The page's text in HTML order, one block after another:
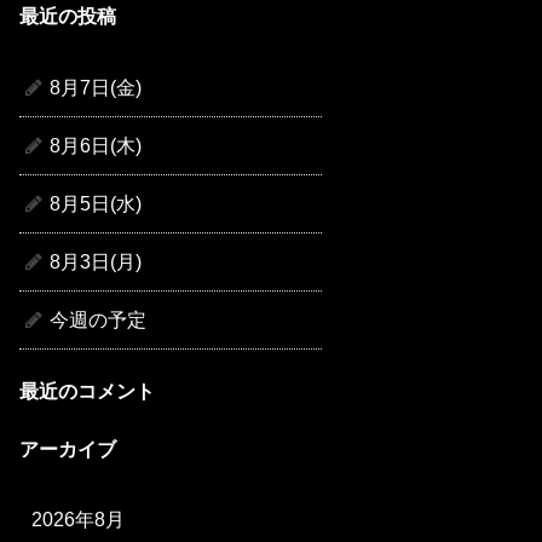
最近の投稿
8月7日(金)
8月6日(木)
8月5日(水)
8月3日(月)
今週の予定
最近のコメント
アーカイブ
2026年8月